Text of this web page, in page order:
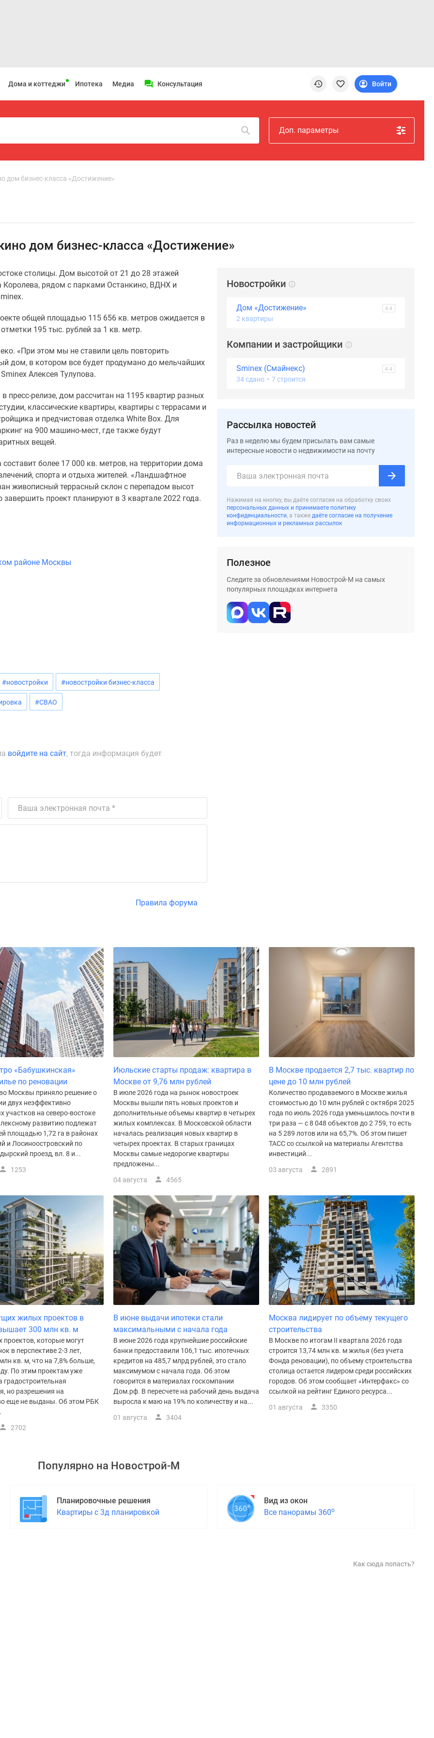
Дома и коттеджи Ипотека Медиа Консультация Войти
Доп. параметры
дом бизнес-класса «Достижение»
дом бизнес-класса «Достижение»
столицы. Дом высотой от 21 до 28 этажей
Королева, рядом с парками Останкино, ВДНХ и
общей площадью 115 656 кв. метров ожидается в
195 тыс. рублей за 1 кв. метр.
«При этом мы не ставили цель повторить
дом, в котором все будет продумано до мельчайших
Алексея Тулупова.
пресс-релизе, дом рассчитан на 1195 квартир разных
классические квартиры, квартиры с террасами и
и предчистовая отделка White Box. Для
на 900 машино-мест, где также будут
вещей.
более 17 000 кв. метров, на территории дома
спорта и отдыха жителей. «Ландшафтное
живописный террасный склон с перепадом высот
проект планируют в 3 квартале 2022 года.
районе Москвы
#новостройки #новостройки бизнес-класса
#СВАО
войдите на сайт, тогда информация будет
Правила форума
Новостройки
Дом «Достижение» 4.4
2 квартиры
Компании и застройщики
Sminex (Смайнекс) 4.4
34 сдано • 7 строится
Рассылка новостей
Раз в неделю мы будем присылать вам самые
интересные новости о недвижимости на почту
Нажимая на кнопку, вы даёте согласие на обработку своих
персональных данных и принимаете политику
конфиденциальности, а также даёте согласие на получение
информационных и рекламных рассылок
Полезное
Следите за обновлениями Новострой-М на самых
популярных площадках интернета
«Бабушкинская»
по реновации
Москвы приняло решение о
двух неэффективно
участков на северо-востоке
развитию подлежат
площадью 1,72 га в районах
и Лосиноостровский по
проезд, вл. 8 и...
1253
Июльские старты продаж: квартира в
Москве от 9,76 млн рублей
В июле 2026 года на рынок новостроек
Москвы вышли пять новых проектов и
дополнительные объемы квартир в четырех
жилых комплексах. В Московской области
началась реализация новых квартир в
четырех проектах. В старых границах
Москвы самые недорогие квартиры
предложены...
04 августа 4565
В Москве продается 2,7 тыс. квартир по
цене до 10 млн рублей
Количество продаваемого в Москве жилья
стоимостью до 10 млн рублей с октября 2025
года по июль 2026 года уменьшилось почти в
три раза — с 8 048 объектов до 2 759, то есть
на 5 289 лотов или на 65,7%. Об этом пишет
ТАСС со ссылкой на материалы Агентства
инвестиций...
03 августа 2891
жилых проектов в
300 млн кв. м
которые могут
в перспективе 2-3 лет,
кв. м, что на 7,8% больше,
По этим проектам уже
градостроительная
но разрешения на
еще не выданы. Об этом РБК
2702
В июне выдачи ипотеки стали
максимальными с начала года
В июне 2026 года крупнейшие российские
банки предоставили 106,1 тыс. ипотечных
кредитов на 485,7 млрд рублей, это стало
максимумом с начала года. Об этом
говорится в материалах госкомпании
Дом.рф. В пересчете на рабочий день выдача
выросла к маю на 19% по количеству и на...
01 августа 3404
Москва лидирует по объему текущего
строительства
В Москве по итогам II квартала 2026 года
строится 13,74 млн кв. м жилья (без учета
Фонда реновации), по объему строительства
столица остается лидером среди российских
городов. Об этом сообщает «Интерфакс» со
ссылкой на рейтинг Единого ресурса...
01 августа 3350
Популярно на Новострой-М
Планировочные решения
Квартиры с 3д планировкой
Вид из окон
Все панорамы 360о
Как сюда попасть?